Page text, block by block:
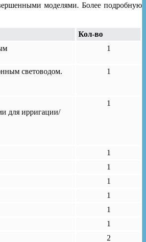
моделями. Более подробную
Кол-во
1
световодом. 1
для ирригации/
1
1
1
1
1
1
1
2